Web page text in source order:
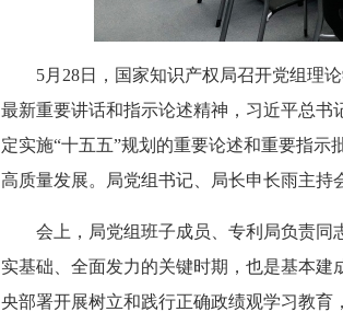
5月28日，国家知识产权局召开党组理
最新重要讲话和指示论述精神，习近平总书
定实施“十五五”规划的重要论述和重要指
高质量发展。局党组书记、局长申长雨主持
会上，局党组班子成员、专利局负责同
实基础、全面发力的关键时期，也是基本建
央部署开展树立和践行正确政绩观学习教